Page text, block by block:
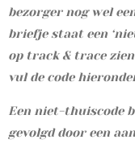
bezorger nog wel
briefje staat een
op track & trace
vul de code
Een niet-thuiscode
gevolgd door een